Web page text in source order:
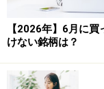
上昇トレンド
下落トレンド
横ばい（も
【2026年】6月に買
けない銘柄は？